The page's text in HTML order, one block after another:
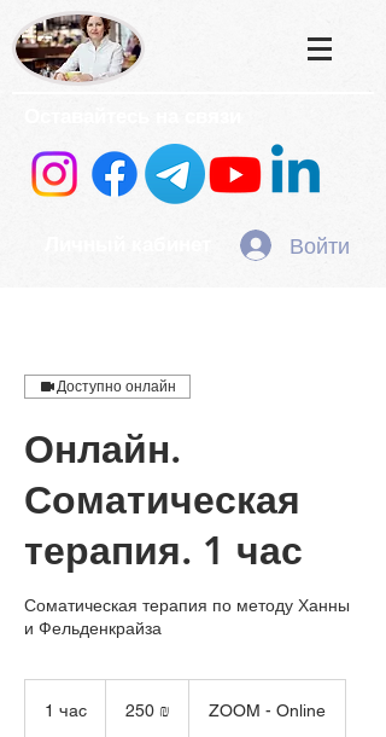
Войти
Доступно онлайн
Онлайн.
Соматическая
терапия. 1 час
Соматическая терапия по методу Ханны
и Фельденкрайза
1 час
израильских
250 ₪ ZOOM - Online